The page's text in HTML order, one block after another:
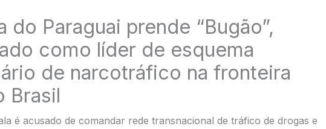
do Paraguai prende “Bugão”,
como líder de esquema
de narcotráfico na fronteira
Brasil
é acusado de comandar rede transnacional de tráfico de drogas e